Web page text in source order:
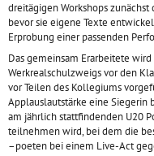
dreitägigen Workshops zunächst
bevor sie eigene Texte
Erprobung einer passenden
Das gemeinsam Erarbeitete
Werkrealschulzweigs vor den
vor Teilen des Kollegiums
Applauslautstärke eine Siegerin
am jährlich stattfindenden U20
teilnehmen wird, bei dem die
–poeten bei einem Live-Act
Grundschüler als
"Kulturdetektive"
Im Rahmen des